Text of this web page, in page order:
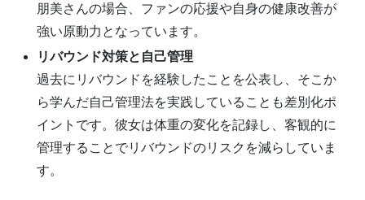
朋美さんの場合、ファンの応援や自身の健康改善が
強い原動力となっています。
リバウンド対策と自己管理
過去にリバウンドを経験したことを公表し、そこか
ら学んだ自己管理法を実践していることも差別化ポ
イントです。彼女は体重の変化を記録し、客観的に
管理することでリバウンドのリスクを減らしていま
す。